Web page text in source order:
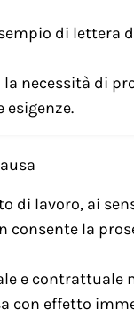
di lettera
necessità di
lavoro, ai
consente la
e contrattuale
con effetto